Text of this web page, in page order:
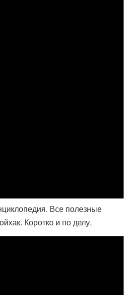
Все полезные
Коротко и по делу.